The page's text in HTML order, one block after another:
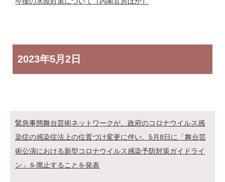
2023年5月2日
緊急事態舞台芸術ネットワークが、政府のコロナウイルス感
染症の感染症法上の位置づけ変更に伴い、5月8日に「舞台芸
術公演における新型コロナウイルス感染予防対策ガイドライ
ン」を廃止することを発表